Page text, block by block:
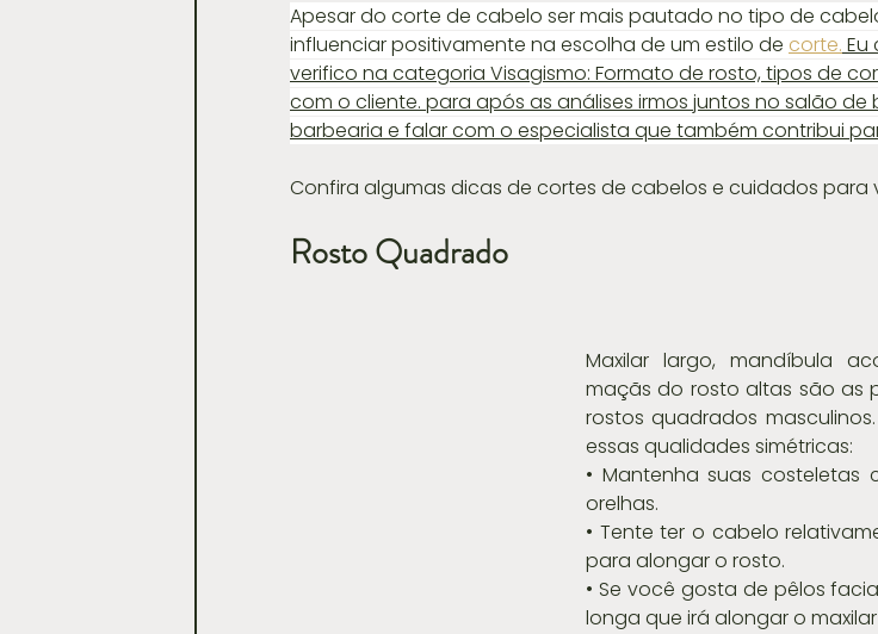
Apesar do corte de cabelo ser mais pautado no tipo de
influenciar positivamente na escolha de um estilo de corte. Eu
verifico na categoria Visagismo: Formato de rosto, tipos de
com o cliente. para após as análises irmos juntos no salão
barbearia e falar com o especialista que também contribui
Confira algumas dicas de cortes de cabelos e cuidados para
Rosto Quadrado
Maxilar largo, mandíbula
maçãs do rosto altas são as
rostos quadrados
essas qualidades simétricas:
• Mantenha suas
orelhas.
• Tente ter o cabelo
para alongar o rosto.
• Se você gosta de pêlos
longa que irá alongar o